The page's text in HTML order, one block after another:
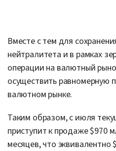
Вместе с тем для
нейтралитета и в рамках
операции на валютный
осуществить равномерную
валютном рынке.
Таким образом, с июля
приступит к продаже $970
месяцев, что эквивалентно